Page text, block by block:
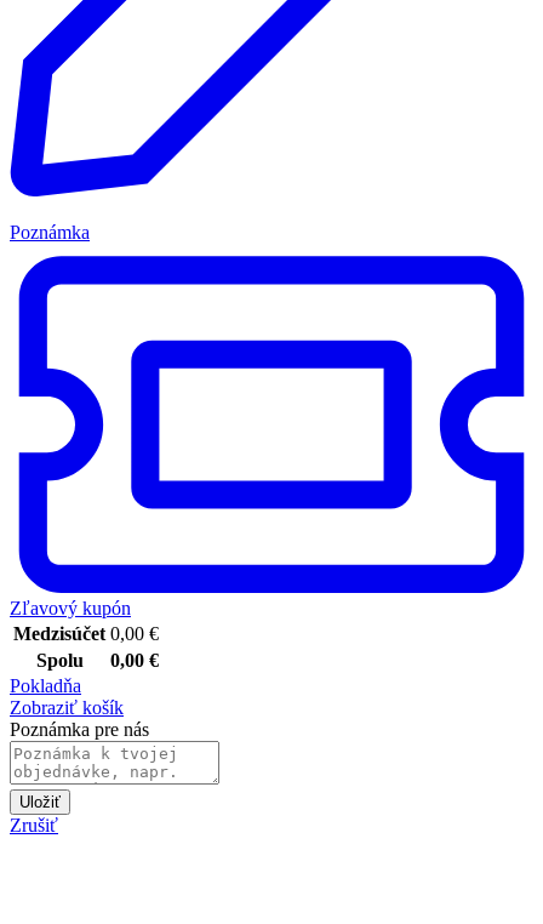
Poznámka
Zľavový kupón
Medzisúčet 0,00 €
Spolu
0,00 €
Pokladňa
Zobraziť košík
Poznámka pre nás
Uložiť
Zrušiť